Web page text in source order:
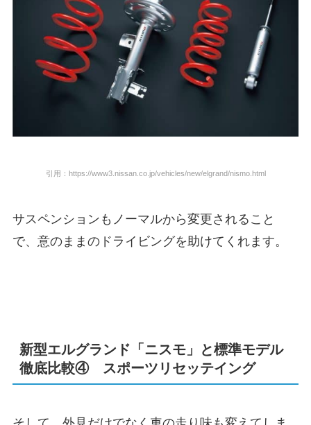
引用：https://www3.nissan.co.jp/vehicles/new/elgrand/nismo.html
サスペンションもノーマルから変更されること
で、意のままのドライビングを助けてくれます。
新型エルグランド「ニスモ」と標準モデル
徹底比較④ スポーツリセッテイング